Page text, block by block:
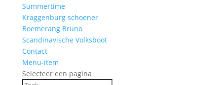
Summertime
Kraggenburg schoener
Boemerang Bruno
Scandinavische Volksboot
Contact
Menu-item
Selecteer een pagina